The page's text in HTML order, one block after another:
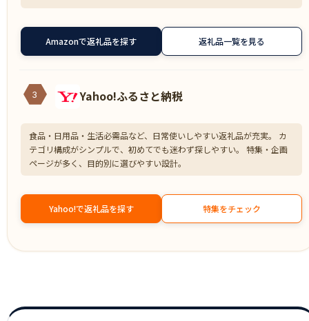
Amazonで返礼品を探す 返礼品一覧を見る
3 Yahoo!ふるさと納税
食品・日用品・生活必需品など、日常使いしやすい返礼品が充実。 カ
テゴリ構成がシンプルで、初めてでも迷わず探しやすい。 特集・企画
ページが多く、目的別に選びやすい設計。
Yahoo!で返礼品を探す 特集をチェック